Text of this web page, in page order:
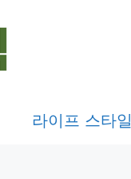
라이프 스타일